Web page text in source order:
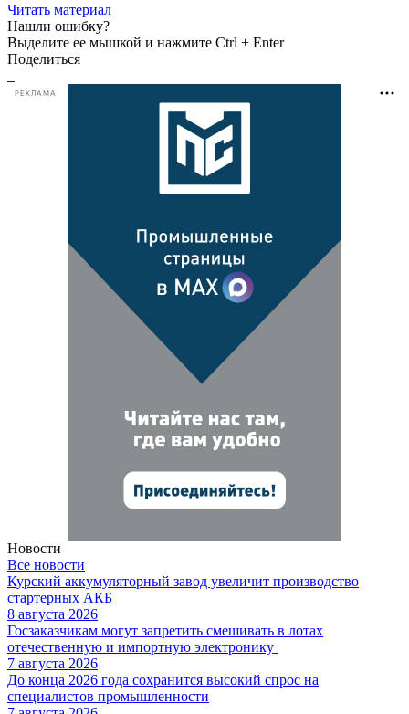
Читать материал
Нашли ошибку?
Выделите ее мышкой и нажмите Ctrl + Enter
Поделиться
РЕКЛАМА
Новости
Все новости
Курский аккумуляторный завод увеличит производство
стартерных АКБ
8 августа 2026
Госзаказчикам могут запретить смешивать в лотах
отечественную и импортную электронику
7 августа 2026
До конца 2026 года сохранится высокий спрос на
специалистов промышленности